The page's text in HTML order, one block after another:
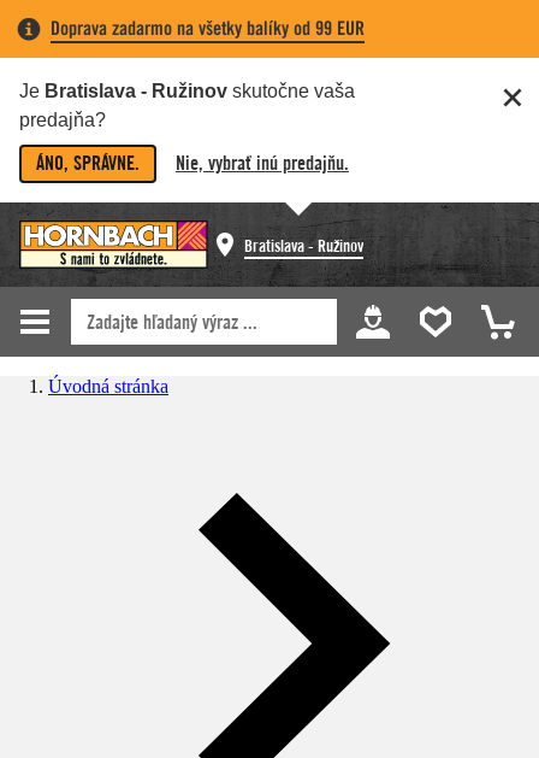
Doprava zadarmo na všetky balíky od 99 EUR
Je Bratislava - Ružinov skutočne vaša
predajňa?
ÁNO, SPRÁVNE. Nie, vybrať inú predajňu.
Bratislava - Ružinov
Úvodná stránka